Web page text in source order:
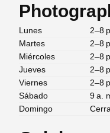
Lunes
2–8
Martes
2–8
Miércoles
2–8
Jueves
2–8
Viernes
2–8
Sábado
9 a.
Domingo